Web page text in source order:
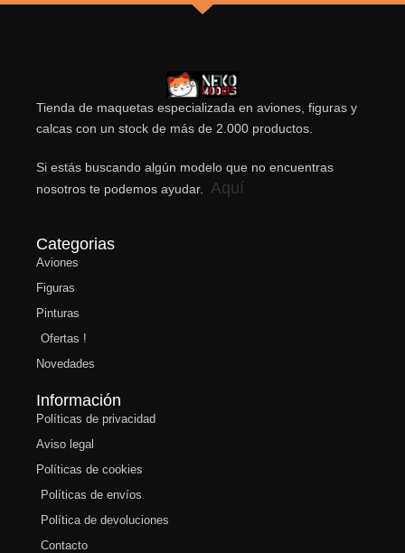
Tienda de maquetas especializada en aviones, figuras y
calcas con un stock de más de 2.000 productos.
Si estás buscando algún modelo que no encuentras
nosotros te podemos ayudar.
Aquí
Categorias
Aviones
Figuras
Pinturas
Ofertas !
Novedades
Información
Políticas de privacidad
Aviso legal
Políticas de cookies
Políticas de envíos
Política de devoluciones
Contacto